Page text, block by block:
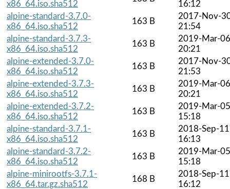
x86_64.iso.sha512
16:12
alpine-standard-3.7.0-
x86_64.iso.sha512
163 B
2017-Nov-
21:54
alpine-standard-3.7.3-
x86_64.iso.sha512
163 B
2019-Mar-06
20:21
alpine-extended-3.7.0-
x86_64.iso.sha512
163 B
2017-Nov-
21:53
alpine-extended-3.7.3-
x86_64.iso.sha512
163 B
2019-Mar-06
20:21
alpine-extended-3.7.2-
x86_64.iso.sha512
163 B
2019-Mar-05
15:18
alpine-standard-3.7.1-
x86_64.iso.sha512
163 B
2018-Sep-11
16:13
alpine-standard-3.7.2-
x86_64.iso.sha512
163 B
2019-Mar-05
15:18
alpine-minirootfs-3.7.1-
x86_64.tar.gz.sha512
168 B
2018-Sep-11
16:12